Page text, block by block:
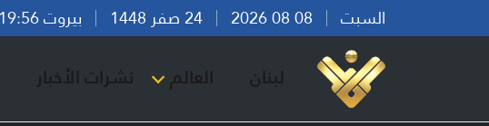
السبت بيروت 19:56
لبنان العالم نشرات الأخبار